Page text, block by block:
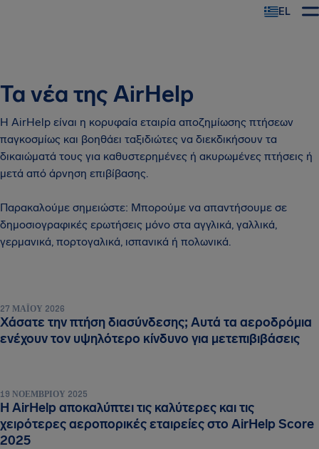
EL
Τα νέα της AirHelp
Η AirHelp είναι η κορυφαία εταιρία αποζημίωσης πτήσεων
παγκοσμίως και βοηθάει ταξιδιώτες να διεκδικήσουν τα
δικαιώματά τους για καθυστερημένες ή ακυρωμένες πτήσεις ή
μετά από άρνηση επιβίβασης.
Παρακαλούμε σημειώστε: Μπορούμε να απαντήσουμε σε
δημοσιογραφικές ερωτήσεις μόνο στα αγγλικά, γαλλικά,
γερμανικά, πορτογαλικά, ισπανικά ή πολωνικά.
27 ΜΑΪ́ΟΥ 2026
Χάσατε την πτήση διασύνδεσης; Αυτά τα αεροδρόμια
ενέχουν τον υψηλότερο κίνδυνο για μετεπιβιβάσεις
19 ΝΟΕΜΒΡΊΟΥ 2025
Η AirHelp αποκαλύπτει τις καλύτερες και τις
χειρότερες αεροπορικές εταιρείες στο AirHelp Score
2025